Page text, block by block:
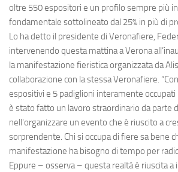
oltre 550 espositori e un profilo sempre più
fondamentale sottolineato dal 25% in più di
Lo ha detto il presidente di Veronafiere,
intervenendo questa mattina a Verona
la manifestazione fieristica organizzata da
collaborazione con la stessa Veronafiere.
espositivi e 5 padiglioni interamente
è stato fatto un lavoro straordinario da parte
nell'organizzare un evento che è riuscito a
sorprendente. Chi si occupa di fiere sa bene
manifestazione ha bisogno di tempo per
Eppure – osserva – questa realtà è riuscita a